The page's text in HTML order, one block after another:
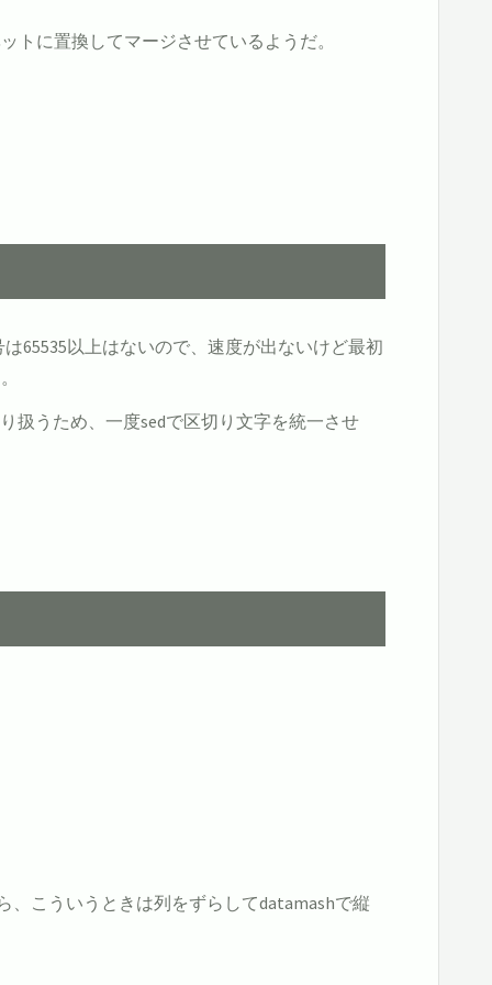
トに置換してマージさせているようだ。
65535以上はないので、速度が出ないけど最初
扱うため、一度sedで区切り文字を統一させ
$1;v=""}'
、こういうときは列をずらしてdatamashで縦
| sed -r